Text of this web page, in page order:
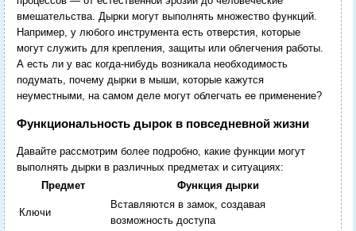
вмешательства. Дырки могут выполнять множество функций.
Например, у любого инструмента есть отверстия, которые
могут служить для крепления, защиты или облегчения работы.
А есть ли у вас когда-нибудь возникала необходимость
подумать, почему дырки в мыши, которые кажутся
неуместными, на самом деле могут облегчать ее применение?
Функциональность дырок в повседневной жизни
Давайте рассмотрим более подробно, какие функции могут
выполнять дырки в различных предметах и ситуациях:
Предмет
Функция дырки
Ключи
Вставляются в замок, создавая
возможность доступа